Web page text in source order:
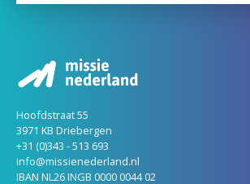
Hoofdstraat 55
3971 KB Driebergen
+31 (0)343 - 513 693
info@missienederland.nl
IBAN NL26 INGB 0000 0044 02